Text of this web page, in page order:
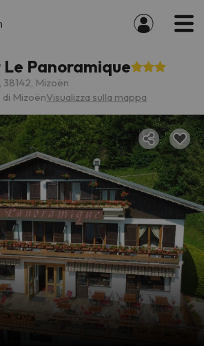
Panoramique
Mizoën
MizoënVisualizza sulla mappa